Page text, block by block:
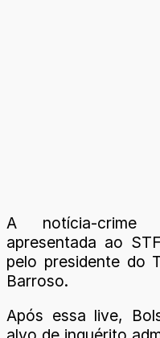
A notícia-crime
apresentada ao
pelo presidente do
Barroso.
Após essa live,